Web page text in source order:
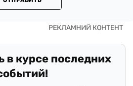
в курсе последних